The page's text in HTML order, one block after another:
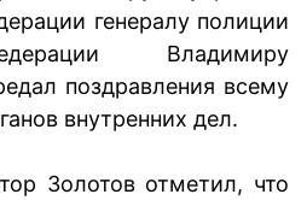
генералу полиции
Владимиру
поздравления всему
внутренних дел.
Золотов отметил, что